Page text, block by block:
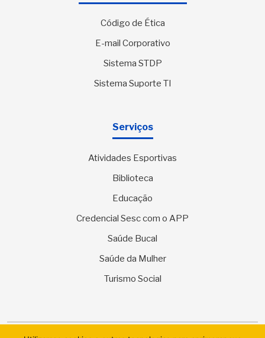
Código de Ética
E-mail Corporativo
Sistema STDP
Sistema Suporte TI
Serviços
Atividades Esportivas
Biblioteca
Educação
Credencial Sesc com o APP
Saúde Bucal
Saúde da Mulher
Turismo Social